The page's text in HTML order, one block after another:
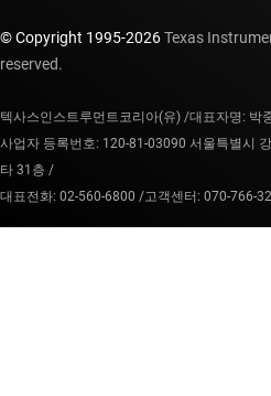
© Copyright 1995-2026Texas
reserved.
텍사스인스트루먼트코리아(유) /대표자명: 박
사업자 등록번호: 120-81-03090 서울특별시
타 31층 /
대표전화: 02-560-6800 /고객센터: 070-766-